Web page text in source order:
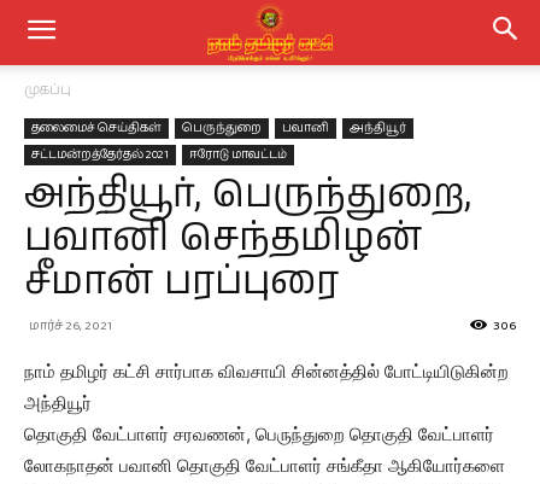
முகப்பு
தலைமைச் செய்திகள் பெருந்துறை பவானி
அந்தியூர்
சட்டமன்றத்தேர்தல் 2021
ஈரோடு மாவட்டம்
அந்தியூர், பெருந்துறை,
பவானி செந்தமிழன்
சீமான் பரப்புரை
மார்ச் 26, 2021 306
நாம் தமிழர் கட்சி சார்பாக விவசாயி சின்னத்தில் போட்டியிடுகின்ற
அந்தியூர்
தொகுதி வேட்பாளர் சரவணன், பெருந்துறை தொகுதி வேட்பாளர்
லோகநாதன் பவானி தொகுதி வேட்பாளர் சங்கீதா ஆகியோர்களை